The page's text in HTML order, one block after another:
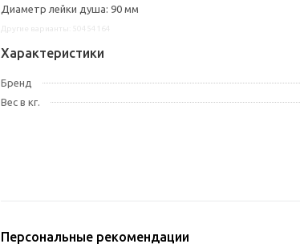
Диаметр лейки душа: 90 мм
Характеристики
Бренд
Вес в кг.
Персональные рекомендации